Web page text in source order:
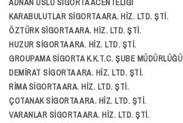
ADNAN USLU SİGORTA ACENTELİĞİ
KARABULUTLAR SİGORTA ARA. HİZ. LTD. ŞTİ.
ÖZTÜRK SİGORTA ARA. HİZ. LTD. ŞTİ.
HUZUR SİGORTA ARA. HİZ. LTD. ŞTİ.
GROUPAMA SİGORTA K.K.T.C. ŞUBE MÜDÜRLÜĞÜ
DEMİRAT SİGORTA ARA. HİZ. LTD. ŞTİ.
RİMA SİGORTA ARA. HİZ. LTD. ŞTİ.
ÇOTANAK SİGORTA ARA. HİZ. LTD. ŞTİ.
VARANLAR SİGORTA ARA. HİZ. LTD. ŞTİ.